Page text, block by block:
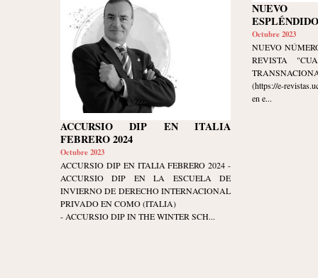
ACCURSIO DIP EN ITALIA
FEBRERO 2024
Octubre 2023
ACCURSIO DIP EN ITALIA FEBRERO 2024 -
ACCURSIO DIP EN LA ESCUELA DE
INVIERNO DE DERECHO INTERNACIONAL
PRIVADO EN COMO (ITALIA)
- ACCURSIO DIP IN THE WINTER SCH...
Octubre 2023
NUEVO
REVISTA
(https://e-
en e...